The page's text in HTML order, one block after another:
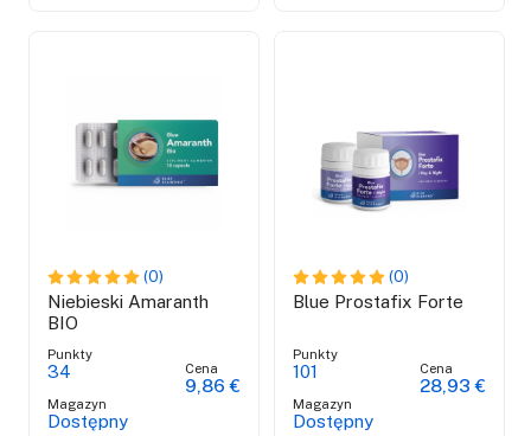
(0)
Niebieski Amaranth
BIO
Punkty
34
Magazyn
Dostępny
Cena
9,86 €
(0)
Blue Prostafix Forte
Punkty
101
Magazyn
Dostępny
Cena
28,93 €